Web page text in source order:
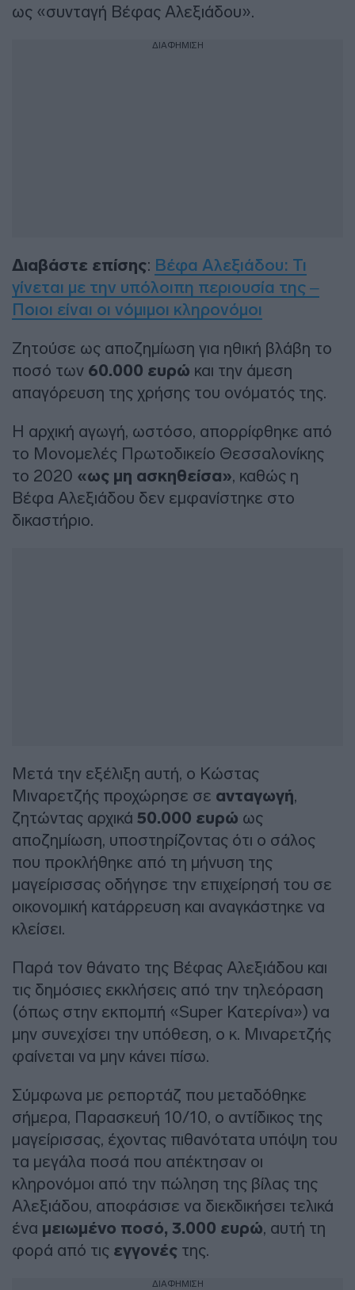
ως «συνταγή Βέφας Αλεξιάδου».
ΔΙΑΦΗΜΙΣΗ
Διαβάστε επίσης: Βέφα Αλεξιάδου: Τι
γίνεται με την υπόλοιπη περιουσία της –
Ποιοι είναι οι νόμιμοι κληρονόμοι
Ζητούσε ως αποζημίωση για ηθική βλάβη το
ποσό των 60.000 ευρώ και την άμεση
απαγόρευση της χρήσης του ονόματός της.
Η αρχική αγωγή, ωστόσο, απορρίφθηκε από
το Μονομελές Πρωτοδικείο Θεσσαλονίκης
το 2020 «ως μη ασκηθείσα», καθώς η
Βέφα Αλεξιάδου δεν εμφανίστηκε στο
δικαστήριο.
Μετά την εξέλιξη αυτή, ο Κώστας
Μιναρετζής προχώρησε σε ανταγωγή,
ζητώντας αρχικά 50.000 ευρώ ως
αποζημίωση, υποστηρίζοντας ότι ο σάλος
που προκλήθηκε από τη μήνυση της
μαγείρισσας οδήγησε την επιχείρησή του σε
οικονομική κατάρρευση και αναγκάστηκε να
κλείσει.
Παρά τον θάνατο της Βέφας Αλεξιάδου και
τις δημόσιες εκκλήσεις από την τηλεόραση
(όπως στην εκπομπή «Super Κατερίνα») να
μην συνεχίσει την υπόθεση, ο κ. Μιναρετζής
φαίνεται να μην κάνει πίσω.
Σύμφωνα με ρεπορτάζ που μεταδόθηκε
σήμερα, Παρασκευή 10/10, ο αντίδικος της
μαγείρισσας, έχοντας πιθανότατα υπόψη του
τα μεγάλα ποσά που απέκτησαν οι
κληρονόμοι από την πώληση της βίλας της
Αλεξιάδου, αποφάσισε να διεκδικήσει τελικά
ένα μειωμένο ποσό, 3.000 ευρώ, αυτή τη
φορά από τις εγγονές της.
ΔΙΑΦΗΜΙΣΗ